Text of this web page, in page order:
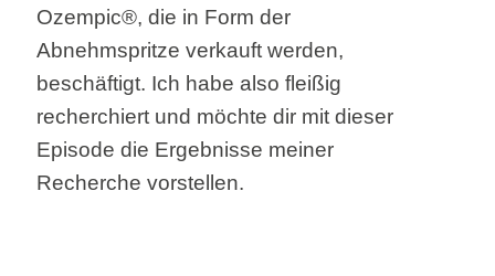
Ozempic®, die in Form der
Abnehmspritze verkauft werden,
beschäftigt. Ich habe also fleißig
recherchiert und möchte dir mit dieser
Episode die Ergebnisse meiner
Recherche vorstellen.